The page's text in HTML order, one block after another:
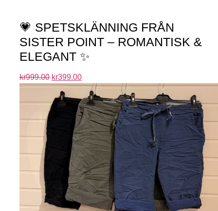
💗 SPETSKLÄNNING FRÅN
SISTER POINT – ROMANTISK &
ELEGANT ✨
kr999.00 kr399.00